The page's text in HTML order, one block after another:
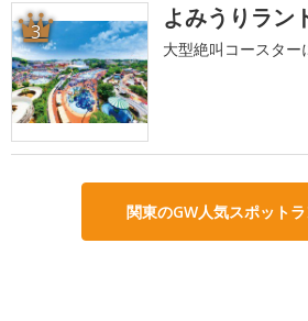
3 よみうりラン
大型絶叫コースター
関東のGW人気スポット